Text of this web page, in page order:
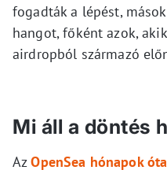
fogadták a lépést,
hangot, főként azok,
airdropból származó
Mi áll a döntés
AzOpenSea hónapok